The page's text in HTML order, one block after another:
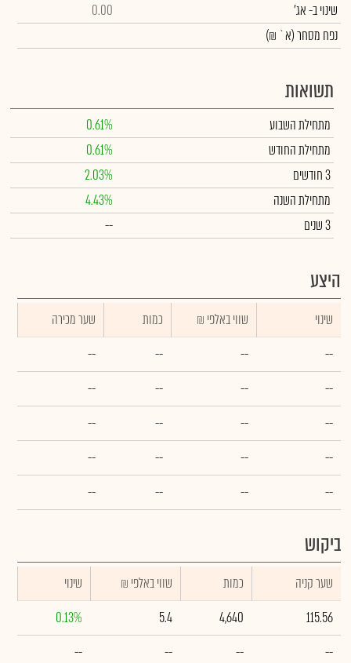
שינויב- אג'
0.00
נפח מסחר(א` ₪)
תשואות
מתחילת השבוע
0.61%
מתחילת החודש
0.61%
3 חודשים
2.03%
מתחילת השנה
4.43%
3 שנים
--
היצע
שינוי ₪ שווי באלפי כמות
שער מכירה
--
--
--
--
--
--
--
--
--
--
--
--
--
--
--
--
--
--
--
--
ביקוש
שער קניה כמות ₪ שווי באלפי
שינוי
115.56
4,640
5.4
0.13%
--
--
--
--